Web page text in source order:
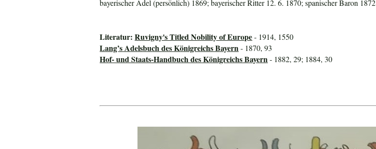
bayerischer Adel (persönlich) 1869; bayerischer Ritter 12. 6. 1870; spanischer Baron 1872
Literatur:Ruvigny's Titled Nobility of Europe- 1914, 1550
Lang’s Adelsbuch des Königreichs Bayern- 1870, 93
Hof- und Staats-Handbuch des Königreichs Bayern- 1882, 29; 1884, 30